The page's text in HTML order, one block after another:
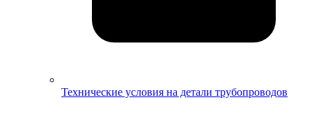
Технические условия на детали трубопроводов